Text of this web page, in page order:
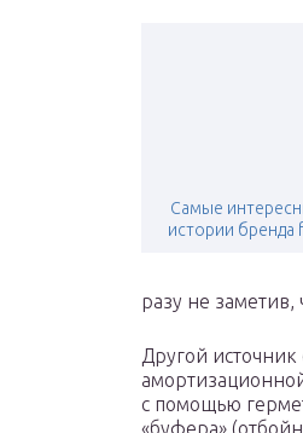
Самые
истории бренда
разу не заметив,
Другой
с помощью
«буфера»